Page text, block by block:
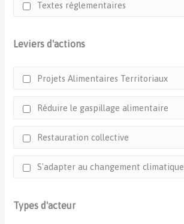
Textes réglementaires
Leviers d'actions
Projets Alimentaires Territoriaux
Réduire le gaspillage alimentaire
Restauration collective
S'adapter au changement climatique
Types d'acteur